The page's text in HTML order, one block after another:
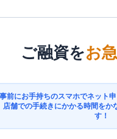
ご融資をお
事前にお手持ちのスマホでネット
店舗での手続きにかかる時間をか
す！